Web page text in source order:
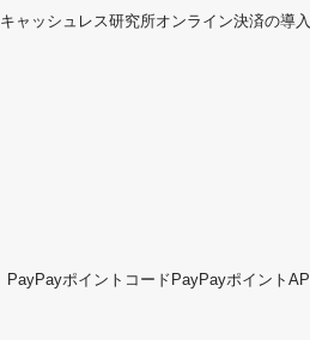
キャッシュレス研究所オンライン決済の導入
PayPayポイントコード PayPayポイントAPI